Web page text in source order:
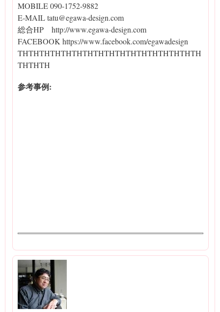
MOBILE 090-1752-9882
E-MAIL tatu@egawa-design.com
総合HP http://www.egawa-design.com
FACEBOOK https://www.facebook.com/egawadesign
THTHTHTHTHTHTHTHTHTHTHTHTHTHTHTHTH
THTHTH
参考事例: